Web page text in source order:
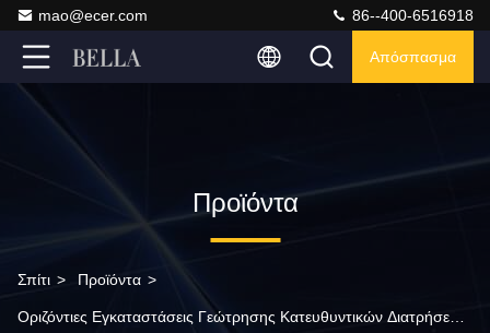
mao@ecer.com 86--400-6516918
Απόσπασμα
Προϊόντα
Σπίτι > Προϊόντα >
Οριζόντιες Εγκαταστάσεις Γεώτρησης Κατευθυντικών Διατρήσεων